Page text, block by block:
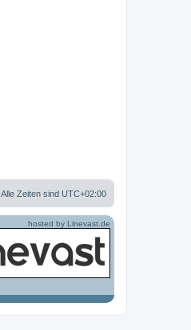
Alle Zeiten sind UTC+02:00
hosted by Linevast.de